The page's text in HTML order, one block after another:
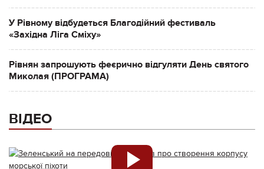
У Рівному відбудеться Благодійний фестиваль
«Західна Ліга Сміху»
Рівнян запрошують феєрично відгуляти День святого
Миколая (ПРОГРАМА)
ВІДЕО